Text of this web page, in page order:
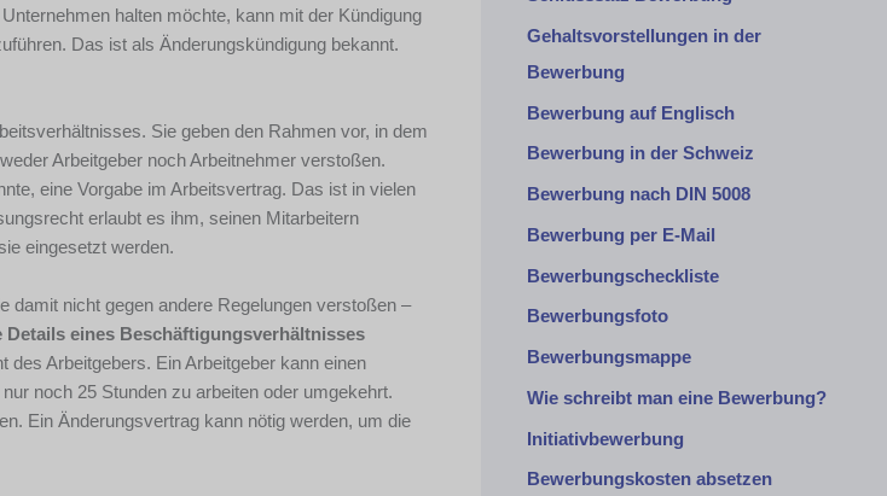
halten möchte, kann mit der Kündigung
Das ist als Änderungskündigung bekannt.
Sie geben den Rahmen vor, in dem
Arbeitgeber noch Arbeitnehmer verstoßen.
eine Vorgabe im Arbeitsvertrag. Das ist in vielen
erlaubt es ihm, seinen Mitarbeitern
eingesetzt werden.
damit nicht gegen andere Regelungen verstoßen –
Details eines Beschäftigungsverhältnisses
Arbeitgebers. Ein Arbeitgeber kann einen
noch 25 Stunden zu arbeiten oder umgekehrt.
Ein Änderungsvertrag kann nötig werden, um die
Gehaltsvorstellungen in der
Bewerbung
Bewerbung auf Englisch
Bewerbung in der Schweiz
Bewerbung nach DIN 5008
Bewerbung per E-Mail
Bewerbungscheckliste
Bewerbungsfoto
Bewerbungsmappe
Wie schreibt man eine Bewerbung?
Initiativbewerbung
Bewerbungskosten absetzen